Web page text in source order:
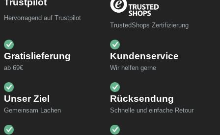
Hervorragend auf Trustpilot
TrustedShops Zertifizierung
Gratislieferung
ab 69€
Kundenservice
Wir helfen gerne
Unser Ziel
Gemeinsam Lachen
Rücksendung
Schnelle und einfache Retour